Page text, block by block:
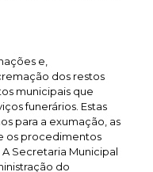
e,
dos restos
municipais que
funerários. Estas
para a exumação, as
os procedimentos
Secretaria Municipal
do